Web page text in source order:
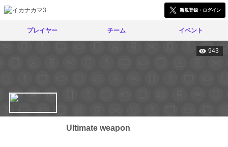
新規登録・ログイン
プレイヤー チーム イベント
943
Ultimate weapon